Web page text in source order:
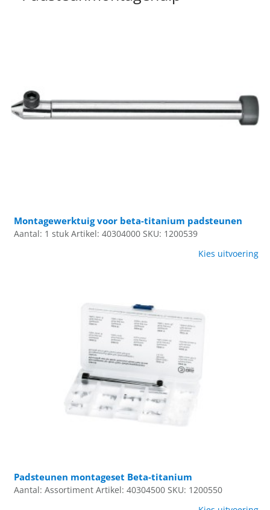
Montagewerktuig voor beta-titanium padsteunen
Aantal: 1 stuk Artikel: 40304000 SKU: 1200539
Kies uitvoering
Padsteunen montageset Beta-titanium
Aantal: Assortiment Artikel: 40304500 SKU: 1200550